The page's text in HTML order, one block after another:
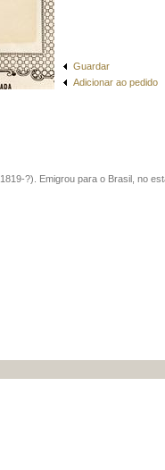
Guardar
Adicionar ao pedido
?). Emigrou para o Brasil, no